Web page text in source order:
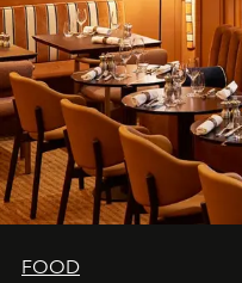
FOOD